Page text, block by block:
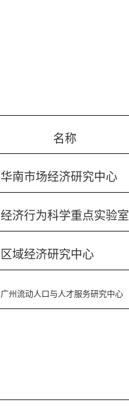
名称
华南市场经济研究中心
经济行为科学重点实验室
区域经济研究中心
广州流动人口与人才服务研究中心